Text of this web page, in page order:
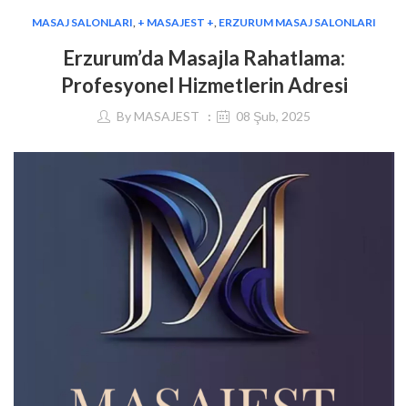
MASAJ SALONLARI, + MASAJEST +, ERZURUM MASAJ SALONLARI
Erzurum’da Masajla Rahatlama:
Profesyonel Hizmetlerin Adresi
By MASAJEST 08 Şub, 2025